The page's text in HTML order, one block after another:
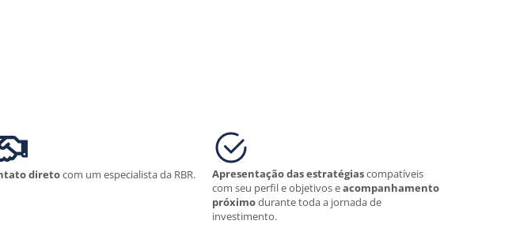
diretocom um especialista da RBR. Apresentação das estratégiascompatíveis
com seu perfil e objetivos eacompanhamento
próximodurante toda a jornada de
investimento.